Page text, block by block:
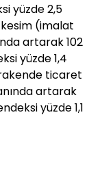
yüzde 2,5
(imalat
artarak 102
yüzde 1,4
ticaret
artarak
yüzde 1,1